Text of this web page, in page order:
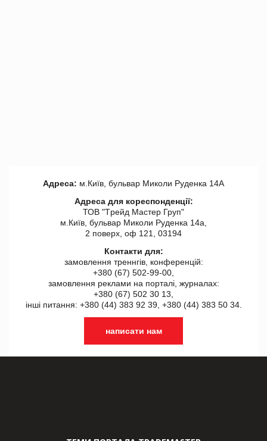
Адреса: м.Київ, бульвар Миколи Руденка 14А
Адреса для кореспонденції:
ТОВ "Tрейд Мастер Груп"
м.Київ, бульвар Миколи Руденка 14а,
2 поверх, оф 121, 03194
Контакти для:
замовлення треннгів, конференцій:
+380 (67) 502-99-00,
замовлення реклами на порталі, журналах:
+380 (67) 502 30 13,
інші питання: +380 (44) 383 92 39, +380 (44) 383 50 34.
написати нам